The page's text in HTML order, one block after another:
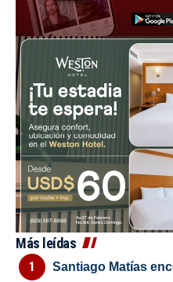
Más leídas
Santiago Matías